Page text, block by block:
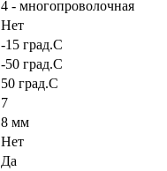
4 - многопроволочная
Нет
-15 град.C
-50 град.C
50 град.C
7
8 мм
Нет
Да